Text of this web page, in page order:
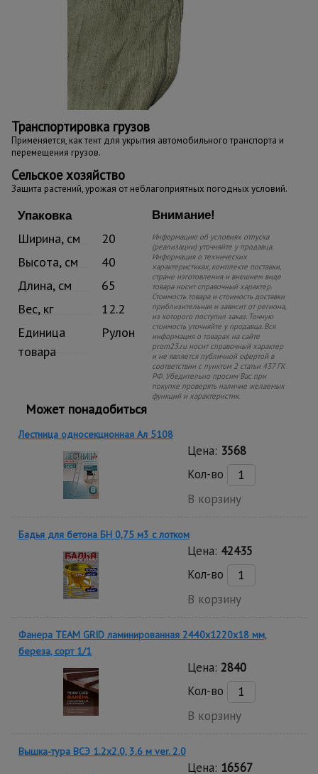
Транспортировка грузов
Применяется, как тент для укрытия автомобильного транспорта и
перемещения грузов.
Сельское хозяйство
Защита растений, урожая от неблагоприятных погодных условий.
Упаковка
Ширина, см
20
Высота, см
40
Длина, см
65
Вес, кг
12.2
Единица
товара
Рулон
Внимание!
Информацию об условиях отпуска
(реализации) уточняйте у продавца.
Информация о технических
характеристиках, комплекте поставки,
стране изготовления и внешнем виде
товара носит справочный характер.
Стоимость товара и стоимость доставки
приблизительная и зависит от региона,
из которого поступил заказ. Точную
стоимость уточняйте у продавца. Вся
информация о товарах на сайте
prom23.ru носит справочный характер
и не является публичной офертой в
соответствии с пунктом 2 статьи 437 ГК
РФ. Убедительно просим Вас при
покупке проверять наличие желаемых
функций и характеристик.
Может понадобиться
Лестница односекционная Ал 5108
Цена: 3568
Кол-во
В корзину
Бадья для бетона БН 0,75 м3 с лотком
Цена: 42435
Кол-во
В корзину
Фанера TEAM GRID ламинированная 2440х1220х18 мм,
береза, сорт 1/1
Цена: 2840
Кол-во
В корзину
Вышка-тура ВСЭ 1.2х2.0, 3.6 м ver. 2.0
Цена: 16567